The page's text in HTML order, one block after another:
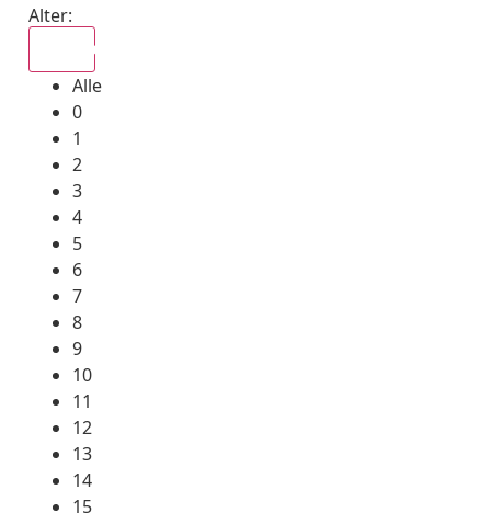
Alter:
Alle
0
1
2
3
4
5
6
7
8
9
10
11
12
13
14
15